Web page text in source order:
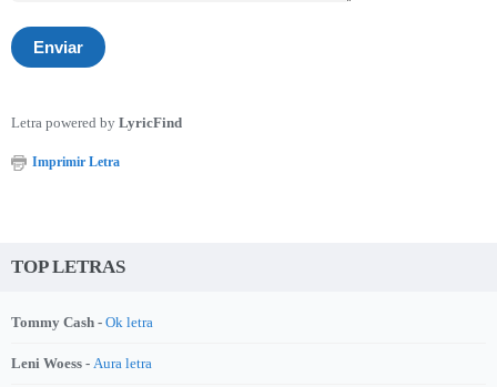
Letra powered by LyricFind
Imprimir Letra
TOP LETRAS
Tommy Cash - Ok letra
Leni Woess - Aura letra